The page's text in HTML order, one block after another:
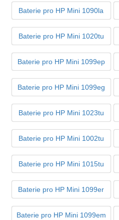
Baterie pro HP Mini 1090la
Baterie pro HP Mini 1020tu
Baterie pro HP Mini 1099ep
Baterie pro HP Mini 1099eg
Baterie pro HP Mini 1023tu
Baterie pro HP Mini 1002tu
Baterie pro HP Mini 1015tu
Baterie pro HP Mini 1099er
Baterie pro HP Mini 1099em